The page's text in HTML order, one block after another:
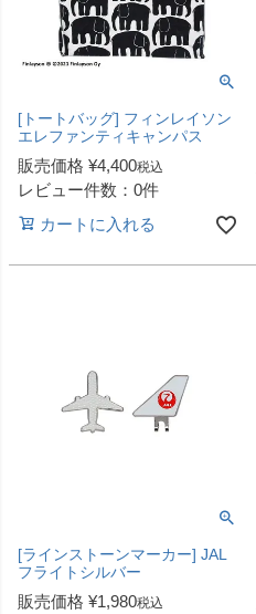
[トートバッグ] フィンレイソン
エレファンティキャンパス
販売価格 ¥4,400税込
レビュー件数：0件
カートに入れる
[ラインストーンマーカー] JAL
フライトシルバー
販売価格 ¥1,980税込